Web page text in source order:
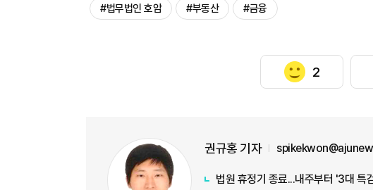
#법무법인 호암 #부동산 #금융
2
권규홍 기자
법원 휴정기 종료...내주부터 '3대 특